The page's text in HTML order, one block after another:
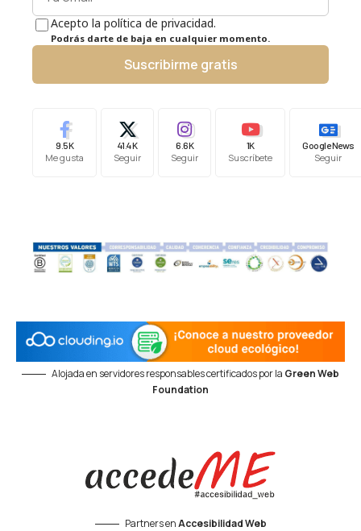
Acepto la política de privacidad.
Podrás darte de baja en cualquier momento.
Suscribirme gratis
9.5K
Me gusta
41.4K
Seguir
6.6K
Seguir
1K
Suscríbete
Google News
Seguir
Alojada en servidores responsables certificados por la Green Web
Foundation
Partners enAccesibilidad Web